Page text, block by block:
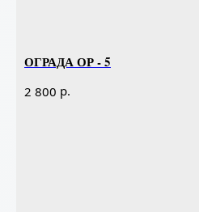
ОГРАДА ОР - 5
2 800 р.